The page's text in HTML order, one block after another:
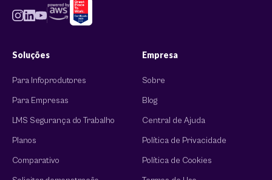
Soluções
Para Infoprodutores
Para Empresas
LMS Segurança do Trabalho
Planos
Comparativo
Empresa
Sobre
Blog
Central de Ajuda
Política de Privacidade
Política de Cookies